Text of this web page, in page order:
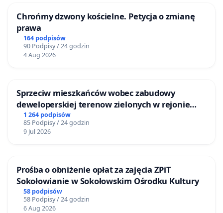
Chrońmy dzwony kościelne. Petycja o zmianę
prawa
164 podpisów
90 Podpisy / 24 godzin
4 Aug 2026
Sprzeciw mieszkańców wobec zabudowy
deweloperskiej terenow zielonych w rejonie
Bulwarów Straceńskich w Bielsku-Białej
1 264 podpisów
85 Podpisy / 24 godzin
9 Jul 2026
Prośba o obniżenie opłat za zajęcia ZPiT
Sokołowianie w Sokołowskim Ośrodku Kultury
58 podpisów
58 Podpisy / 24 godzin
6 Aug 2026